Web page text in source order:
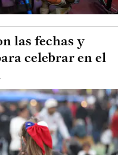
las fechas y
celebrar en el